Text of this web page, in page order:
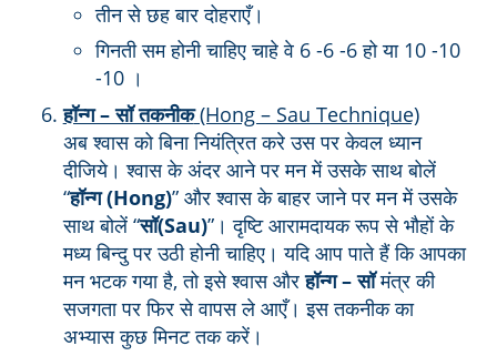
तीन से छह बार दोहराएँ।
गिनती सम होनी चाहिए चाहे वे 6 -6 -6 हो या 10 -10
-10 ।
हॉन्ग – सॉ तकनीक(Hong – Sau Technique)
अब श्वास को बिना नियंत्रित करे उस पर केवल ध्यान
दीजिये। श्वास के अंदर आने पर मन में उसके साथ बोलें
“हॉन्ग (Hong)” और श्वास के बाहर जाने पर मन में उसके
साथ बोलें “सॉ(Sau)”। दृष्टि आरामदायक रूप से भौहों के
मध्य बिन्दु पर उठी होनी चाहिए। यदि आप पाते हैं कि आपका
मन भटक गया है, तो इसे श्वास औरहॉन्ग – सॉमंत्र की
सजगता पर फिर से वापस ले आएँ। इस तकनीक का
अभ्यास कुछ मिनट तक करें।